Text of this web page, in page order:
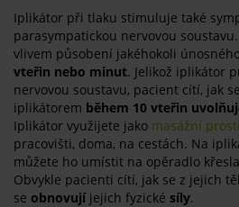
Iplikátor při tlaku stimuluje také
parasympatickou nervovou soustavu.
vlivem působení jakéhokoli
vteřin nebo minut. Jelikož iplikátor
nervovou soustavu, pacient cítí, jak
iplikátorem během 10 vteřin
Iplikátor využijete jako masážní
pracovišti, doma, na cestách. Na
můžete ho umístit na opěradlo
Obvykle pacienti cítí, jak se z jejich
se obnovujíjejich fyzické síly.